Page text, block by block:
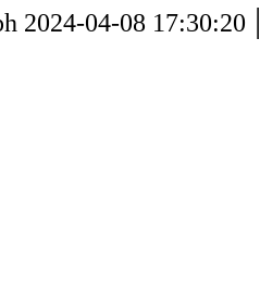
2024-04-08 17:30:20